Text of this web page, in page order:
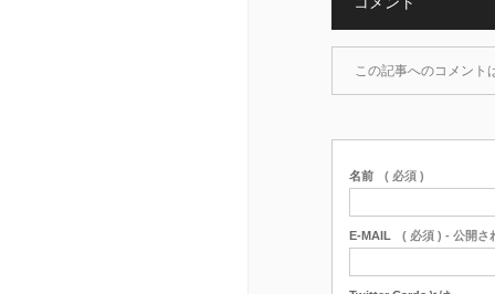
この記事へのコメント
名前 ( 必須 )
E-MAIL ( 必須 ) - 公開さ